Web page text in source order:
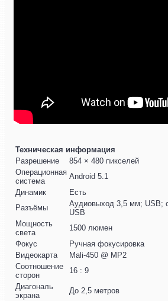
Техническая информация
Разрешение
854 × 480 пикселей
Операционная
система
Android 5.1
Динамик
Есть
Разъёмы
Аудиовыход 3,5 мм; USB;
USB
Мощность
света
1500 люмен
Фокус
Ручная фокусировка
Видеокарта
Mali-450 @ MP2
Соотношение
сторон
16 : 9
Диагональ
экрана
До 2,5 метров